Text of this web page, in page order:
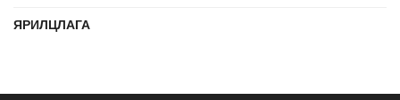
ЯРИЛЦЛАГА